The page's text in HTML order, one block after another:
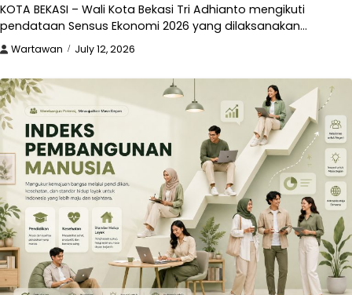
KOTA BEKASI – Wali Kota Bekasi Tri Adhianto mengikuti
pendataan Sensus Ekonomi 2026 yang dilaksanakan…
Wartawan July 12, 2026